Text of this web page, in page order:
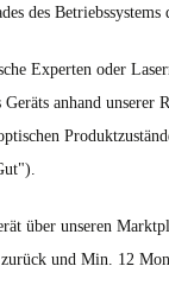
des Betriebssystems
Experten oder
anhand unserer
über unseren
und Min. 12